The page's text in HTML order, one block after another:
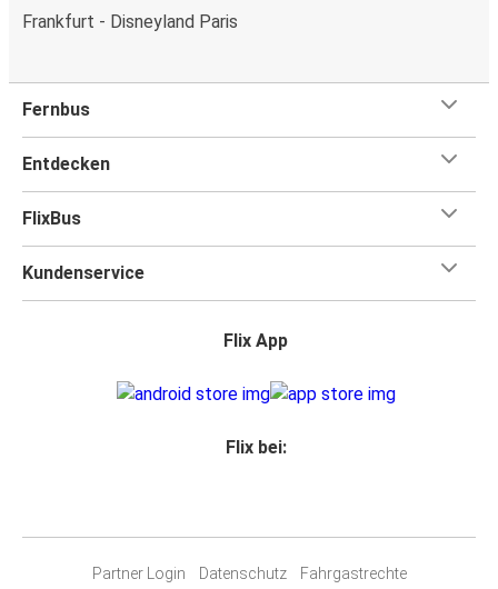
Frankfurt - Disneyland Paris
Fernbus
Entdecken
FlixBus
Kundenservice
Flix App
Flix bei:
Partner Login Datenschutz Fahrgastrechte